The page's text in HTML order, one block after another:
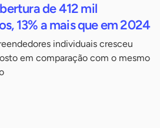
de 412 mil
13% a mais que em 2024
individuais cresceu
em comparação com o mesmo